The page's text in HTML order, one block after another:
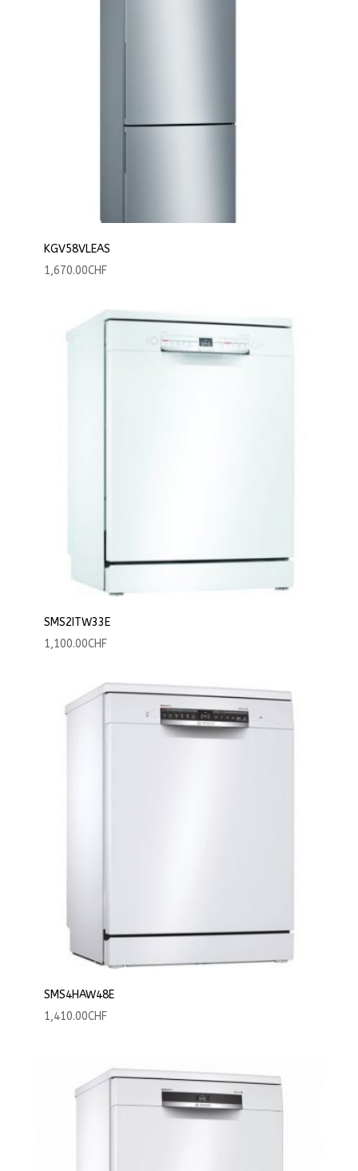
KGV58VLEAS
1,670.00CHF
SMS2ITW33E
1,100.00CHF
SMS4HAW48E
1,410.00CHF